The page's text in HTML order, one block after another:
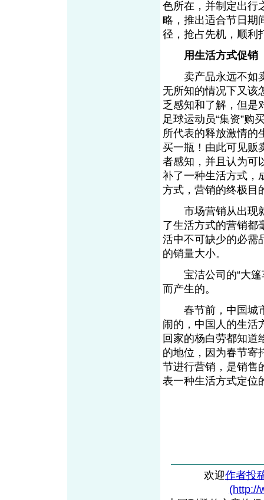
色所在，并制定出行
略，推出适合节日期
径，抢占先机，顺
用生活方式促销
卖产品永远不如卖
无所知的情况下又该
乏感知和了解，但是
足球运动员“集资”购
所代表的释放激情的
买一瓶！由此可见贩
者感知，并且认为可
补了一种生活方式，
方式，营销的终极
市场营销从出现就
了生活方式的营销都
活中不可缺少的必需
的销量大小。
宝洁公司的“大篷车
而产生的。
春节前，中国城市
闹的，中国人的生活
回家的杨白劳都知道
的地位，因为春节寄
节进行营销，是销售
表一种生活方式定
欢迎作者投
(http://